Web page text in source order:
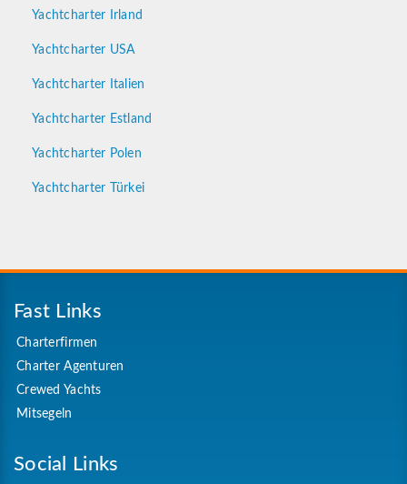
Yachtcharter Irland
Yachtcharter USA
Yachtcharter Italien
Yachtcharter Estland
Yachtcharter Polen
Yachtcharter Türkei
Fast Links
Charterfirmen
Charter Agenturen
Crewed Yachts
Mitsegeln
Social Links